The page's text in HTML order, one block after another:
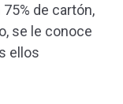
de cartón,
se le conoce
ellos